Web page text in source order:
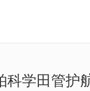
学田管护